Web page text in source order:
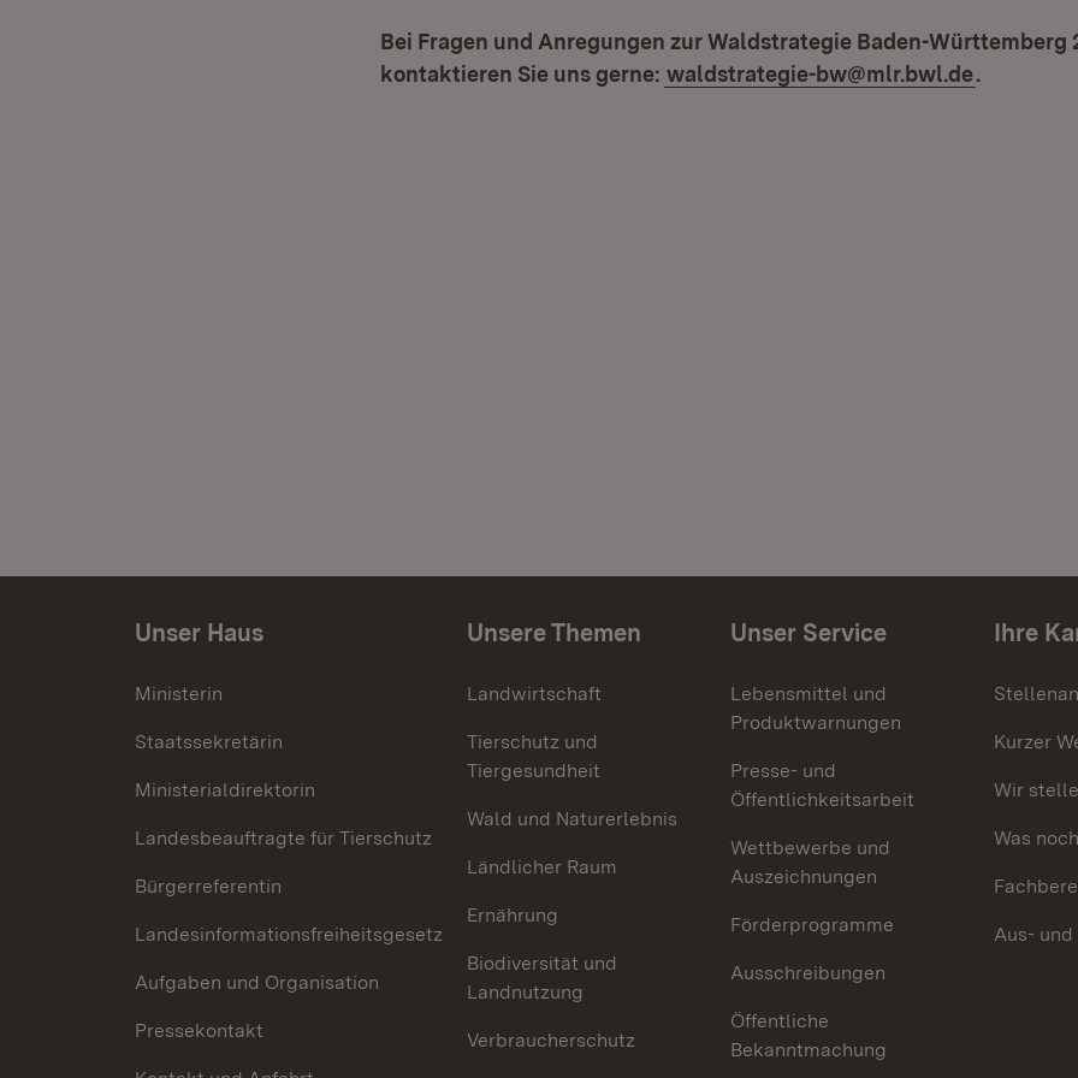
Bei Fragen und Anregungen zur Waldstrategie Baden-Württemberg
kontaktieren Sie uns gerne: waldstrategie-bw@mlr.bwl.de.
Unser Haus
Ministerin
Staatssekretärin
Ministerialdirektorin
Landesbeauftragte für Tierschutz
Bürgerreferentin
Landesinformationsfreiheitsgesetz
Aufgaben und Organisation
Pressekontakt
Unsere Themen
Landwirtschaft
Tierschutz und
Tiergesundheit
Wald und Naturerlebnis
Ländlicher Raum
Ernährung
Biodiversität und
Landnutzung
Verbraucherschutz
Unser Service
Lebensmittel und
Produktwarnungen
Presse- und
Öffentlichkeitsarbeit
Wettbewerbe und
Auszeichnungen
Förderprogramme
Ausschreibungen
Öffentliche
Bekanntmachung
Ihre
Kurzer
Wir
Was
Aus-